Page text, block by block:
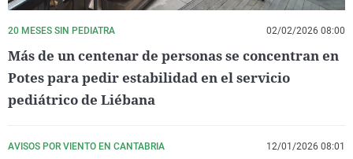
20 MESES SIN PEDIATRA 02/02/2026 08:00
Más de un centenar de personas se concentran en
Potes para pedir estabilidad en el servicio
pediátrico de Liébana
AVISOS POR VIENTO EN CANTABRIA 12/01/2026 08:01